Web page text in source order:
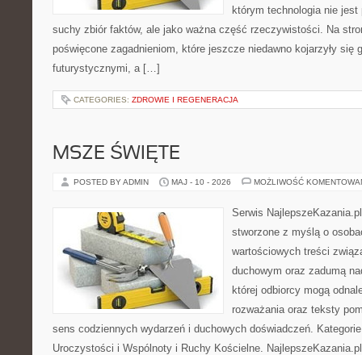
którym technologia nie
suchy zbiór faktów, ale jako ważna część rzeczywistości. Na
poświęcone zagadnieniom, które jeszcze niedawno kojarzyły się
futurystycznymi, a […]
CATEGORIES: ZDROWIE I REGENERACJA
MSZE ŚWIĘTE
POSTED BY ADMIN MAJ - 10 - 2026 MOŻLIWOŚĆ
Serwis
stworzone z myślą o
wartościowych treści
duchowym oraz zadumą
której odbiorcy mogą
rozważania oraz teksty
sens codziennych wydarzeń i duchowych doświadczeń.
Uroczystości i Wspólnoty i Ruchy Kościelne.